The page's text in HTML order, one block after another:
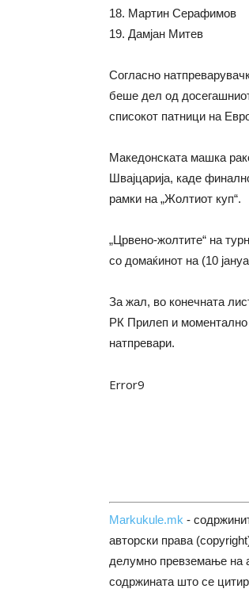
18. Мартин Серафимов
19. Дамјан Митев
Согласно
беше дел од
списокот патници на
Македонската машка
Швајцарија, каде
рамки на „Жолтиот куп“.
„Црвено-жолтите“ на
со домаќинот на (10
За жал, во конечната
РК Прилеп и моментално
натпревари.
Error9
Markukule.mk -
авторски права
делумно превземање на
содржината што се